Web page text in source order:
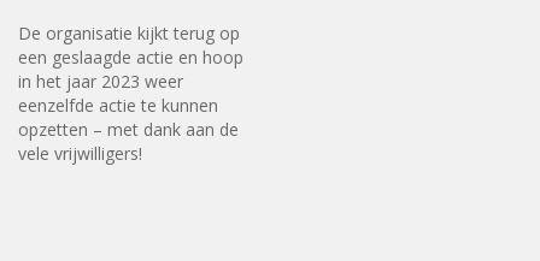
De organisatie kijkt terug op
een geslaagde actie en hoop
in het jaar 2023 weer
eenzelfde actie te kunnen
opzetten – met dank aan de
vele vrijwilligers!